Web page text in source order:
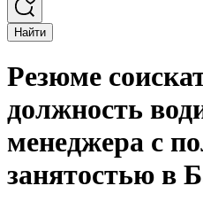
Найти
Резюме
должность
менеджера с
занятостью в